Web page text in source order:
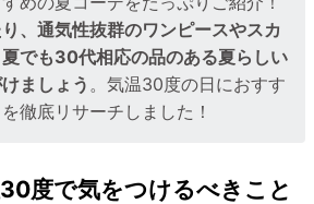
、通気性抜群のワンピースやスカ
でも30代相応の品のある夏らしい
ましょう。気温30度の日におすす
徹底リサーチしました！
度で気をつけるべきこと